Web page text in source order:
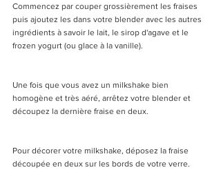
Commencez par couper grossièrement les fraises
puis ajoutez les dans votre blender avec les autres
ingrédients à savoir le lait, le sirop d'agave et le
frozen yogurt (ou glace à la vanille).
Une fois que vous avez un milkshake bien
homogène et très aéré, arrêtez votre blender et
découpez la dernière fraise en deux.
Pour décorer votre milkshake, déposez la fraise
découpée en deux sur les bords de votre verre.